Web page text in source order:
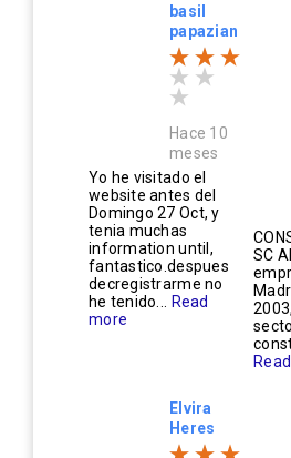
basil
papazian
Hace 10
meses
Yo he visitado el
website antes del
Domingo 27 Oct, y
tenia muchas
information until,
fantastico.despues
decregistrarme no
he tenido...
Read
more
SC
Elvira
Heres